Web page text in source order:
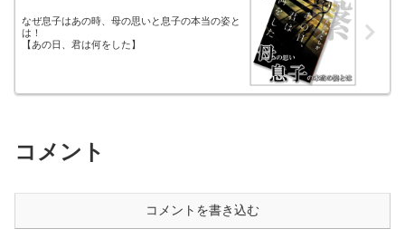
なぜ息子はあの時、母の思いと息子の本当の姿と
は！
【あの日、君は何をした】
コメント
コメントを書き込む